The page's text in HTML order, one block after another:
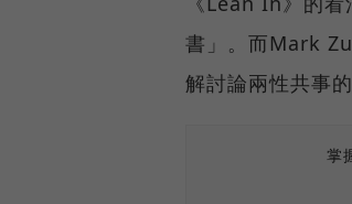
書」。而Mark
解討論兩性共事的
掌